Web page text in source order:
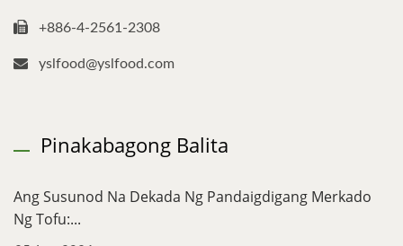
+886-4-2561-2308
yslfood@yslfood.com
Pinakabagong Balita
Ang Susunod Na Dekada Ng Pandaigdigang Merkado
Ng Tofu:...